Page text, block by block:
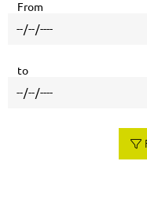
From
to